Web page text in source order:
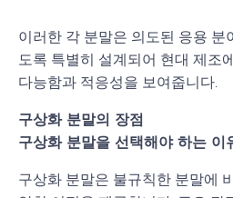
이러한 각 분말은 의도된 응용 분
도록 특별히 설계되어 현대 제조
다능함과 적응성을 보여줍니다.
구상화 분말의 장점
구상화 분말을 선택해야 하는 이
구상화 분말은 불규칙한 분말에